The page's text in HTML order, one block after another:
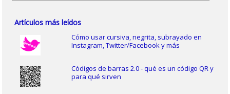
Artículos más leídos
Cómo usar cursiva, negrita, subrayado en
Instagram, Twitter/Facebook y más
Códigos de barras 2.0 - qué es un código QR y
para qué sirven